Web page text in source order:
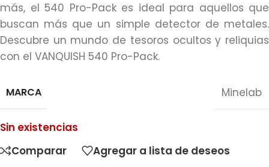
más, el 540 Pro-Pack es ideal para aquellos que
buscan más que un simple detector de metales.
Descubre un mundo de tesoros ocultos y reliquias
con el VANQUISH 540 Pro-Pack.
MARCA Minelab
Sin existencias
Comparar
Agregar a lista de deseos